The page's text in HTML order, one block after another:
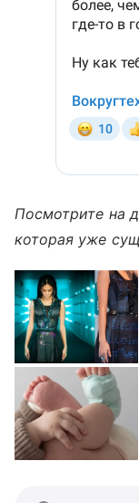
Посмотрите на
которая уже